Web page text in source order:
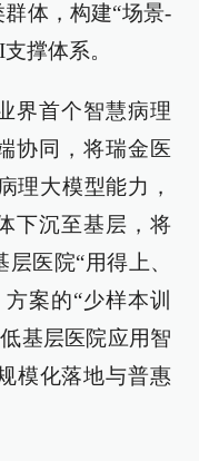
体，构建“场景-
撑体系。
界首个智慧病理
协同，将瑞金医
理大模型能力，
下沉至基层，将
医院“用得上、
案的“少样本训
基层医院应用智
模化落地与普惠